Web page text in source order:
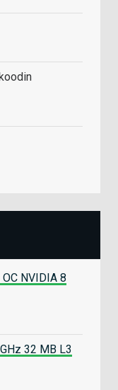
NVIDIA 8
32 MB L3